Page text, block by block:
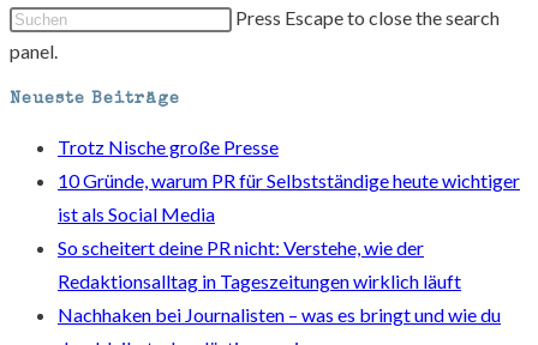
Press Escape to close the search
panel.
Neueste Beiträge
Trotz Nische große Presse
10 Gründe, warum PR für Selbstständige heute wichtiger
ist als Social Media
So scheitert deine PR nicht: Verstehe, wie der
Redaktionsalltag in Tageszeitungen wirklich läuft
Nachhaken bei Journalisten – was es bringt und wie du